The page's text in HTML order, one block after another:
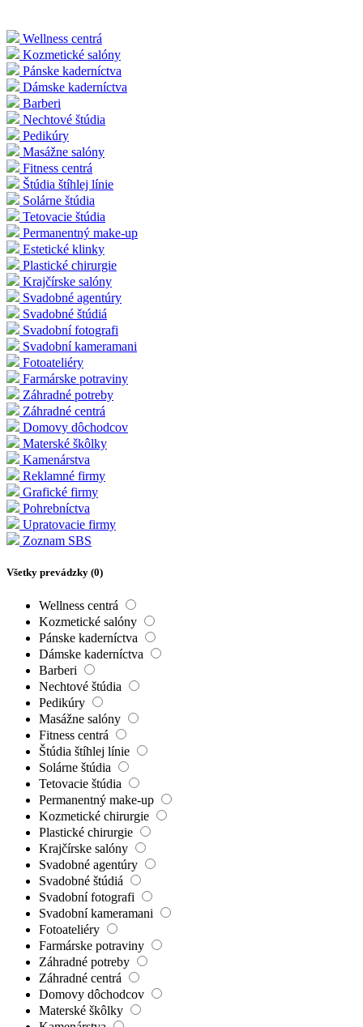
Wellness centrá
Kozmetické salóny
Pánske kaderníctva
Dámske kaderníctva
Barberi
Nechtové štúdia
Pedikúry
Masážne salóny
Fitness centrá
Štúdia štíhlej línie
Solárne štúdia
Tetovacie štúdia
Permanentný make-up
Estetické klinky
Plastické chirurgie
Krajčírske salóny
Svadobné agentúry
Svadobné štúdiá
Svadobní fotografi
Svadobní kameramani
Fotoateliéry
Farmárske potraviny
Záhradné potreby
Záhradné centrá
Domovy dôchodcov
Materské škôlky
Kamenárstva
Reklamné firmy
Grafické firmy
Pohrebníctva
Upratovacie firmy
Zoznam SBS
Všetky prevádzky (0)
Wellness centrá
Kozmetické salóny
Pánske kaderníctva
Dámske kaderníctva
Barberi
Nechtové štúdia
Pedikúry
Masážne salóny
Fitness centrá
Štúdia štíhlej línie
Solárne štúdia
Tetovacie štúdia
Permanentný make-up
Kozmetické chirurgie
Plastické chirurgie
Krajčírske salóny
Svadobné agentúry
Svadobné štúdiá
Svadobní fotografi
Svadobní kameramani
Fotoateliéry
Farmárske potraviny
Záhradné potreby
Záhradné centrá
Domovy dôchodcov
Materské škôlky